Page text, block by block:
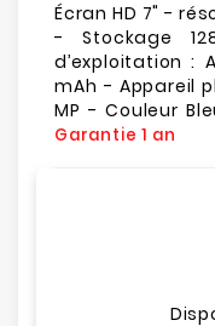
Écran HD 7" -
- Stockage
d’exploitation :
mAh - Appareil
MP - Couleur
Garantie 1 an